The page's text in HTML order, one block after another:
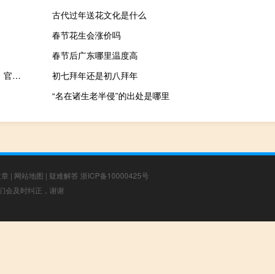
古代过年送花文化是什么
春节花生会涨价吗
春节后广东哪里温度高
MiPhone小米线刷工具 V4.1 官方版（MiPhone小米线刷工具 V4.1 官方版功能简介）
初七拜年还是初八拜年
“名在诸生老半侵”的出处是哪里
| 网站地图 | 疑难解答 浙ICP备10000425号
会及时纠正，谢谢